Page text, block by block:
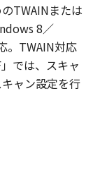
TWAINまたは
8／
。TWAIN対応
では、スキャ
ャン設定を行